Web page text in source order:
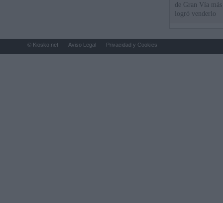
de Gran Vía
logró venderlo
© Kiosko.net Aviso Legal Privacidad y Cookies